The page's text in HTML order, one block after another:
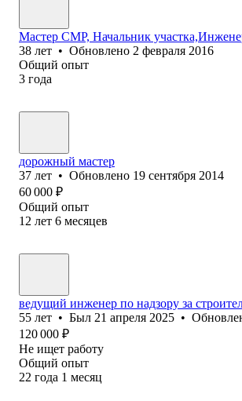
Мастер СМР, Начальник
38 лет • Обновлено 2 февраля 2016
Общий опыт
3 года
дорожный мастер
37 лет • Обновлено 19 сентября 2014
60 000 ₽
Общий опыт
12 лет 6 месяцев
ведущий инженер по надзору за
55 лет • Был 21 апреля 2025 •
120 000 ₽
Не ищет работу
Общий опыт
22 года 1 месяц